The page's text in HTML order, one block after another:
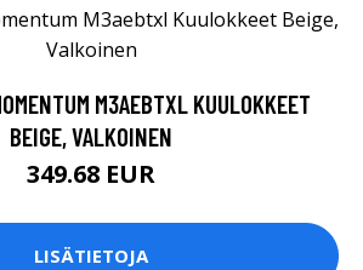
M3AEBTXL KUULOKKEET
BEIGE, VALKOINEN
349.68 EUR
LISÄTIETOJA